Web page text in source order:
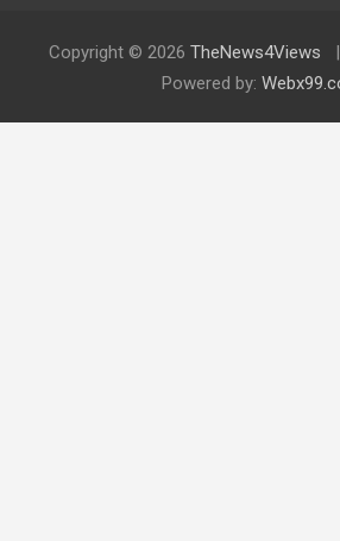
Copyright © 2026 TheNews4Views
Powered by: